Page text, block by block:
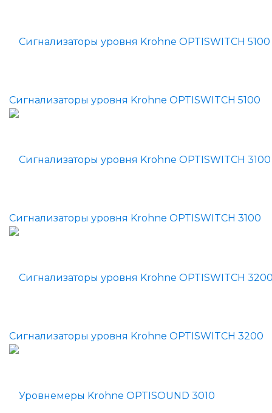
Сигнализаторы уровня Krohne OPTISWITCH 5100
Сигнализаторы уровня Krohne OPTISWITCH 3100
Сигнализаторы уровня Krohne OPTISWITCH 3200